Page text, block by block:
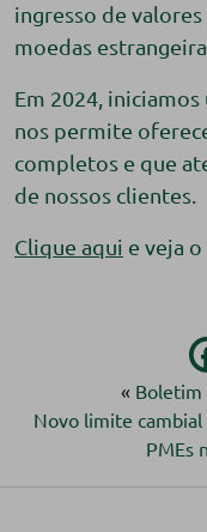
ingresso de
moedas
Em 2024, iniciamos
nos permite
completos e que
de nossos clientes.
Clique aqui e veja
« Boletim
Novo limite
PMEs